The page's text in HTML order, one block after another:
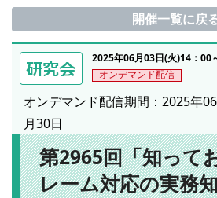
開催一覧に戻
2025年06月03日(火)14：00
オンデマンド配信
オンデマンド配信期間：2025年
月30日
第2965回「知って
レーム対応の実務